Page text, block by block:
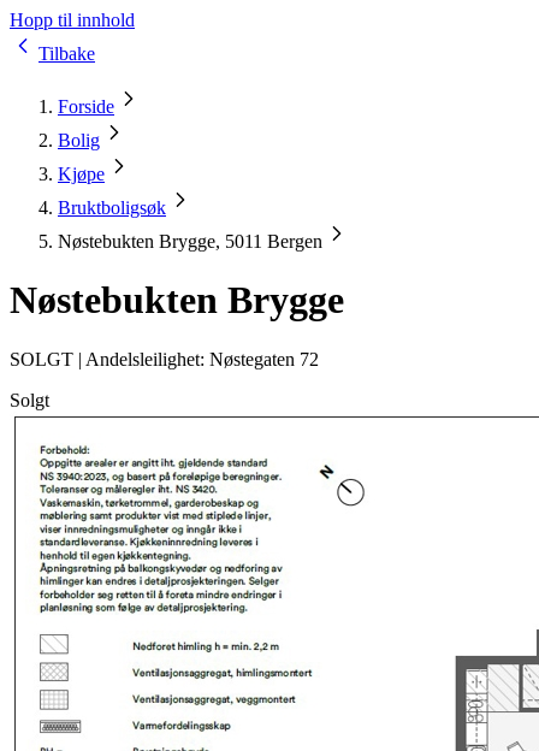
Hopp til innhold
Tilbake
Forside
Bolig
Kjøpe
Bruktboligsøk
Nøstebukten Brygge, 5011 Bergen
Nøstebukten Brygge
SOLGT | Andelsleilighet: Nøstegaten 72
Solgt